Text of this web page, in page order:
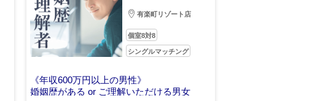
有楽町リゾート店
個室8対8
シングルマッチング
《年収600万円以上の男性》
婚姻歴がある or ご理解いただける男女